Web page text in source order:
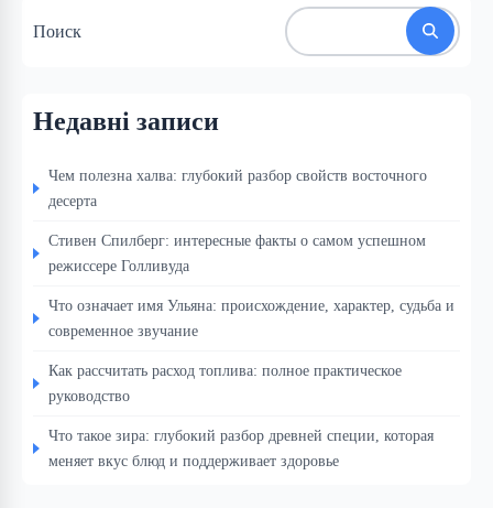
Поиск
Недавні записи
Чем полезна халва: глубокий разбор свойств восточного
десерта
Стивен Спилберг: интересные факты о самом успешном
режиссере Голливуда
Что означает имя Ульяна: происхождение, характер, судьба и
современное звучание
Как рассчитать расход топлива: полное практическое
руководство
Что такое зира: глубокий разбор древней специи, которая
меняет вкус блюд и поддерживает здоровье